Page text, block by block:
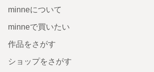
minneについて
minneで買いたい
作品をさがす
ショップをさがす